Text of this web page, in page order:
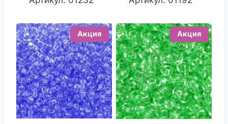
Акция Акция